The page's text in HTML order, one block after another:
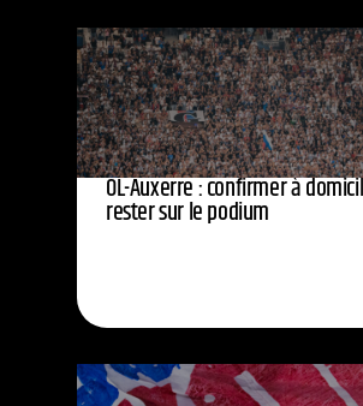
OL-Auxerre : confirmer à
rester sur le podium